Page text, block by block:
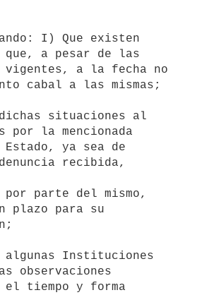
a pesar de las
vigentes, a la fecha no
cabal a las mismas;
por la mencionada
ya sea de
recibida,
por parte del mismo,
plazo para su
observaciones
el tiempo y forma